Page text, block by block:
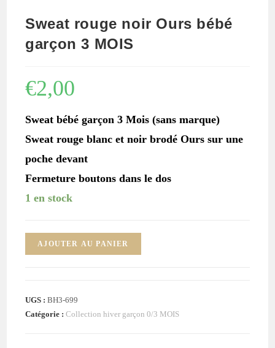
Sweat rouge noir Ours bébé
garçon 3 MOIS
€2,00
Sweat bébé garçon 3 Mois (sans marque)
Sweat rouge blanc et noir brodé Ours sur une
poche devant
Fermeture boutons dans le dos
1 en stock
quantité
de
noir
Ours
AJOUTER AU PANIER
UGS :BH3-699
Catégorie :Collection hiver garçon 0/3 MOIS